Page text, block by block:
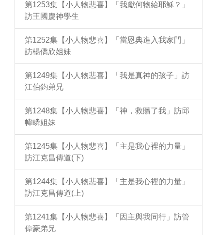
第1253集【小人物悲喜】「我獻何物給耶穌？」
訪王國慶神學生
第1252集【小人物悲喜】「當恩典進入我家門」
訪楊僑欣姐妹
第1249集【小人物悲喜】「我是真神的孩子」訪
江伯鈞弟兄
第1248集【小人物悲喜】「神，救贖了我」訪邱
幃疄姐妹
第1245集【小人物悲喜】「主是我心裡的力量」
訪江克昌傳道(下)
第1244集【小人物悲喜】「主是我心裡的力量」
訪江克昌傳道(上)
第1241集【小人物悲喜】「因主與我同行」訪管
偉豪弟兄